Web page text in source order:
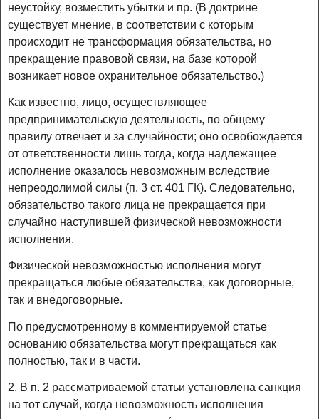
неустойку, возместить убытки и пр. (В доктрине
существует мнение, в соответствии с которым
происходит не трансформация обязательства, но
прекращение правовой связи, на базе которой
возникает новое охранительное обязательство.)
Как известно, лицо, осуществляющее
предпринимательскую деятельность, по общему
правилу отвечает и за случайности; оно освобождается
от ответственности лишь тогда, когда надлежащее
исполнение оказалось невозможным вследствие
непреодолимой силы (п. 3 ст. 401 ГК). Следовательно,
обязательство такого лица не прекращается при
случайно наступившей физической невозможности
исполнения.
Физической невозможностью исполнения могут
прекращаться любые обязательства, как договорные,
так и внедоговорные.
По предусмотренному в комментируемой статье
основанию обязательства могут прекращаться как
полностью, так и в части.
2. В п. 2 рассматриваемой статьи установлена санкция
на тот случай, когда невозможность исполнения